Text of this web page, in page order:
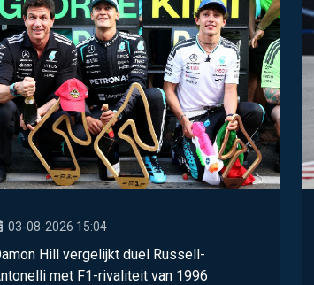
03-08-2026 15:04
Hill vergelijkt duel Russell-
met F1-rivaliteit van 1996